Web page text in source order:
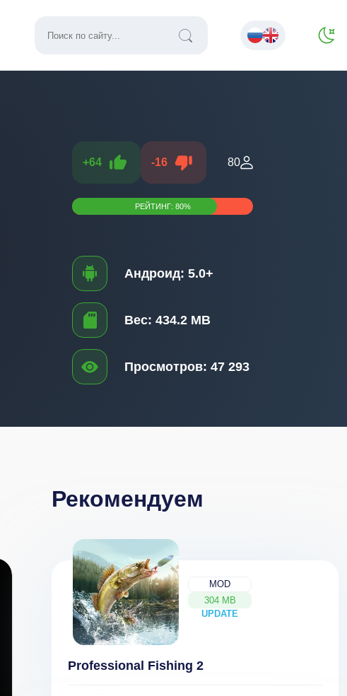
+64 -16 80
РЕЙТИНГ: 80%
Андроид: 5.0+
Вес: 434.2 MB
Просмотров: 47 293
Рекомендуем
MOD
304 MB
UPDATE
NEW
Professional Fishing 2